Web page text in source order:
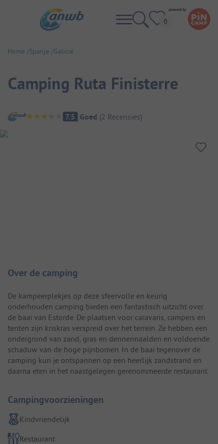
Home Spanje Galicië
Camping Ruta Finisterre
Camping overzicht
7.5 Goed (2 Recensies)
Over de camping
De kampeerplekjes op deze sfeervolle en keurig
onderhouden camping bieden een fantastisch uitzicht over
de baai van Estorde. De plaatsen voor caravans, campers en
tenten zijn kriskras verspreid over het terrein. Ze hebben een
ondergrond van zand, gras en dennennaalden en voldoende
schaduw van de hoge pijnbomen. In de baai tegenover de
camping kun je ontspannen op een heerlijk zandstrand en
daarna eten in het naastgelegen gerenommeerde restaurant.
Campingvoorzieningen
Kindvriendelijk
Restaurant